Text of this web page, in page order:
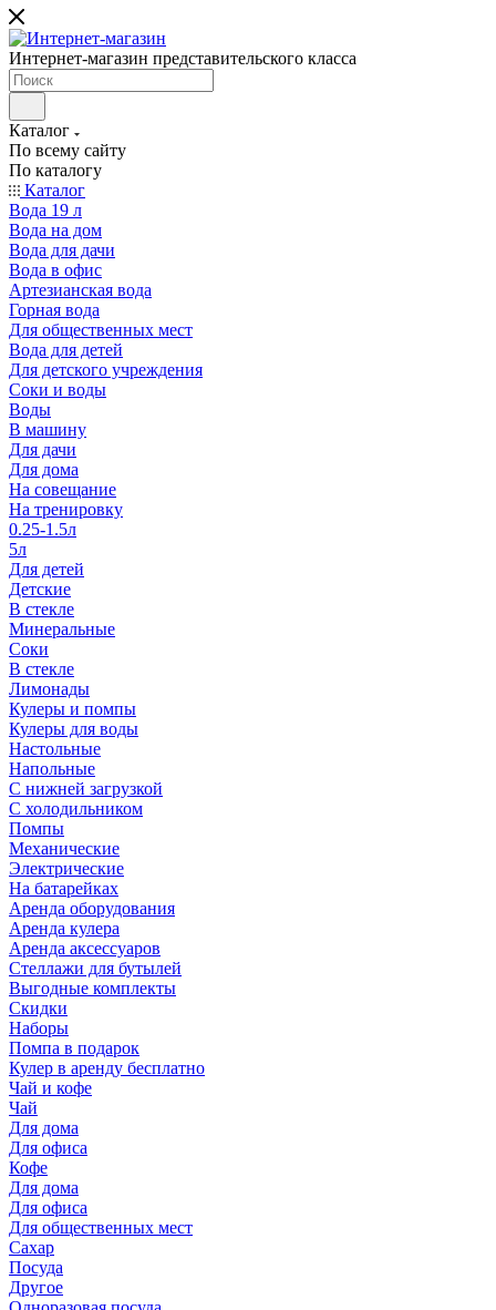
Интернет-магазин представительского класса
Каталог
По всему сайту
По каталогу
Каталог
Вода 19 л
Вода на дом
Вода для дачи
Вода в офис
Артезианская вода
Горная вода
Для общественных мест
Вода для детей
Для детского учреждения
Соки и воды
Воды
В машину
Для дачи
Для дома
На совещание
На тренировку
0.25-1.5л
5л
Для детей
Детские
В стекле
Минеральные
Соки
В стекле
Лимонады
Кулеры и помпы
Кулеры для воды
Настольные
Напольные
С нижней загрузкой
С холодильником
Помпы
Механические
Электрические
На батарейках
Аренда оборудования
Аренда кулера
Аренда аксессуаров
Стеллажи для бутылей
Выгодные комплекты
Скидки
Наборы
Помпа в подарок
Кулер в аренду бесплатно
Чай и кофе
Чай
Для дома
Для офиса
Кофе
Для дома
Для офиса
Для общественных мест
Сахар
Посуда
Другое